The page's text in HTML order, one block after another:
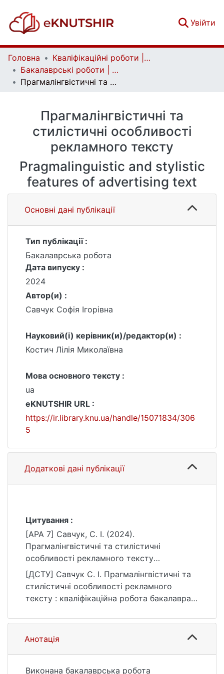
Увійти
Головна
Кваліфікаційні роботи | Qualifying works
Бакалаврські роботи | Bachelor theses
Прагмалінгвістичні та стилістичні особливості рекламного тексту
Прагмалінгвістичні та
стилістичні особливості
рекламного тексту
Pragmalinguistic and stylistic
features of advertising text
Основні дані публікації
Тип публікації :
Бакалаврська робота
Дата випуску :
2024
Автор(и) :
Савчук Софія Ігорівна
Науковий(і) керівник(и)/редактор(и) :
Костич Лілія Миколаївна
Мова основного тексту :
ua
eKNUTSHIR URL :
https://ir.library.knu.ua/handle/15071834/306
5
Додаткові дані публікації
Цитування :
[APA 7] Савчук, С. І. (2024).
Прагмалінгвістичні та стилістичні
особливості рекламного тексту
[Бакалаврська робота, Київський
національний університет імені Тараса
Шевченка]. eKNUTSHIR.
https://ir.library.knu.ua/handle/15071834/306
5
[ДСТУ] Савчук С. І. Прагмалінгвістичні та
стилістичні особливості рекламного
тексту : кваліфікаційна робота бакалавра :
Київ, 2024. 55 с. URL:
https://ir.library.knu.ua/handle/15071834/306
5 (дата звернення: 25.07.2026).
Анотація
Виконана бакалаврська робота